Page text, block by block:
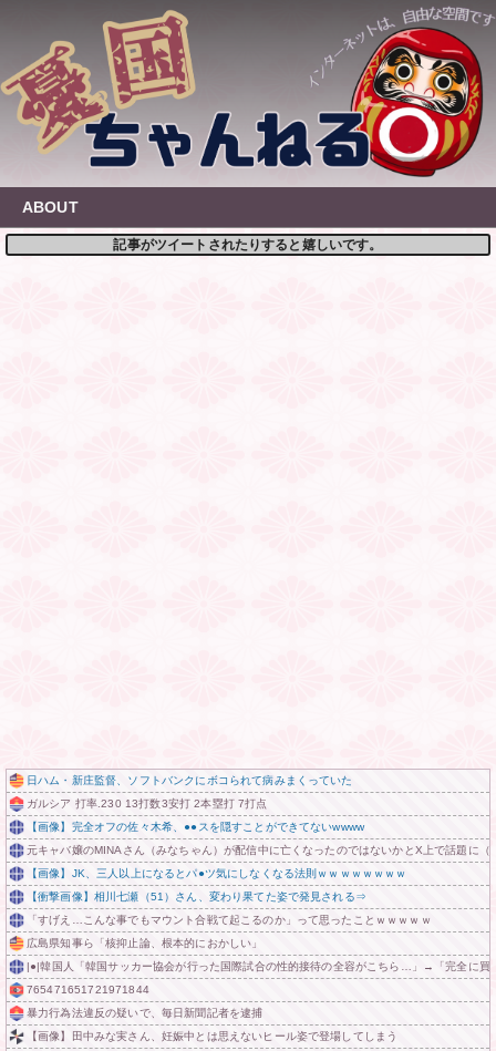
content
ABOUT
記事がツイートされたりすると嬉しいです。
日ハム・新庄監督、ソフトバンクにボコられて病みまくっていた
ガルシア 打率.230 13打数3安打 2本塁打 7打点
【画像】完全オフの佐々木希、●●スを隠すことができてないwwww
元キャバ嬢のMINAさん（みなちゃん）が配信中に亡くなったのではないかとX上で話題に
【画像】JK、三人以上になるとパ●ツ気にしなくなる法則ｗｗｗｗｗｗｗｗ
【衝撃画像】相川七瀬（51）さん、変わり果てた姿で発見される⇒
「すげえ…こんな事でもマウント合戦て起こるのか」って思ったことｗｗｗｗｗ
広島県知事ら「核抑止論、根本的におかしい」
|●|韓国人「韓国サッカー協会が行った国際試合の性的接待の全容がこちら…」→「完全に買
765471651721971844
暴力行為法違反の疑いで、毎日新聞記者を逮捕
【画像】田中みな実さん、妊娠中とは思えないヒール姿で登場してしまう